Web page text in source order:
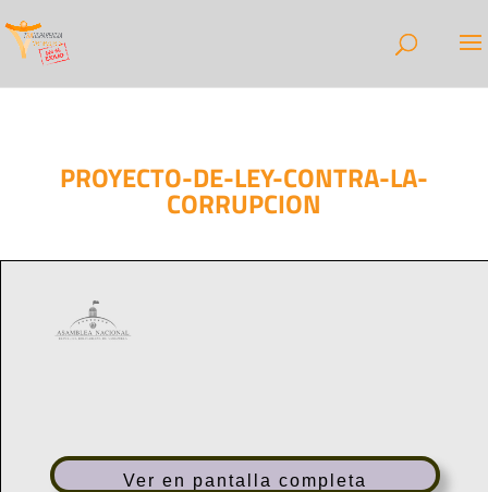
PROYECTO-DE-LEY-CONTRA-LA-
CORRUPCION
Ver en pantalla completa